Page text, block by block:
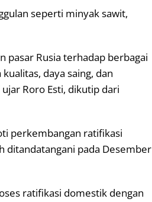
seperti minyak sawit,
pasar Rusia terhadap berbagai
daya saing, dan
Roro Esti, dikutip dari
perkembangan ratifikasi
ditandatangani pada Desember
ratifikasi domestik dengan